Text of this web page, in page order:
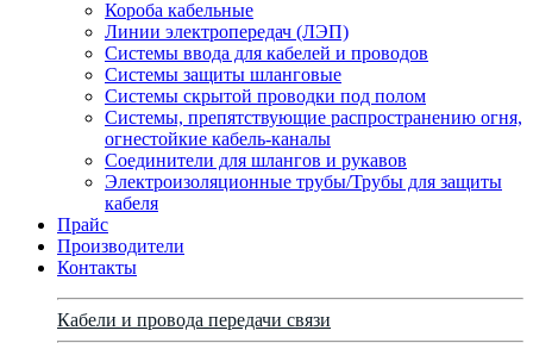
Короба кабельные
Линии электропередач (ЛЭП)
Системы ввода для кабелей и проводов
Системы защиты шланговые
Системы скрытой проводки под полом
Системы, препятствующие распространению огня,
огнестойкие кабель-каналы
Соединители для шлангов и рукавов
Электроизоляционные трубы/Трубы для защиты
кабеля
Прайс
Производители
Контакты
Кабели и провода передачи связи